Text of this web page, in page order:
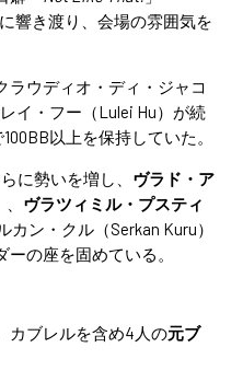
響き渡り、会場の雰囲気を
ラウディオ・ディ・ジャコ
イ・フー（Lulei Hu）が続
以上を保持していた。
に勢いを増し、 ヴラド・ア
ヴラツィミル・プスティ
カン・クル（Serkan Kuru）
の座を固めている。
カブレルを含め4人の元ブ